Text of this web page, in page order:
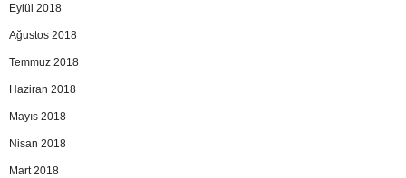
Eylül 2018
Ağustos 2018
Temmuz 2018
Haziran 2018
Mayıs 2018
Nisan 2018
Mart 2018